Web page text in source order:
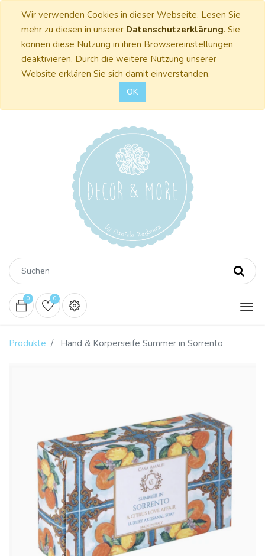
Wir verwenden Cookies in dieser Webseite. Lesen Sie
mehr zu diesen in unserer Datenschutzerklärung. Sie
können diese Nutzung in ihren Browsereinstellungen
deaktivieren. Durch die weitere Nutzung unserer
Website erklären Sie sich damit einverstanden.
OK
0 0
Produkte Hand & Körperseife Summer in Sorrento